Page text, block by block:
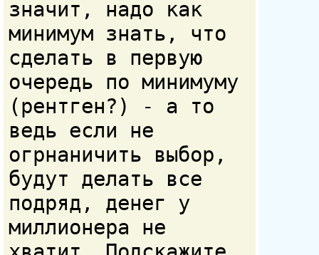
значит, надо как
минимум знать, что
сделать в первую
очередь по минимуму
(рентген?) - а то
ведь если не
огрнаничить выбор,
будут делать все
подряд, денег у
миллионера не